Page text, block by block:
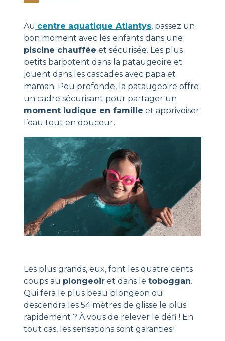
Au centre aquatique Atlantys, passez un
bon moment avec les enfants dans une
piscine chauffée et sécurisée. Les plus
petits barbotent dans la pataugeoire et
jouent dans les cascades avec papa et
maman. Peu profonde, la pataugeoire offre
un cadre sécurisant pour partager un
moment ludique en famille et apprivoiser
l’eau tout en douceur.
Les plus grands, eux, font les quatre cents
coups au plongeoir et dans letoboggan.
Qui fera le plus beau plongeon ou
descendra les 54 mètres de glisse le plus
rapidement ? À vous de relever le défi ! En
tout cas, les sensations sont garanties !